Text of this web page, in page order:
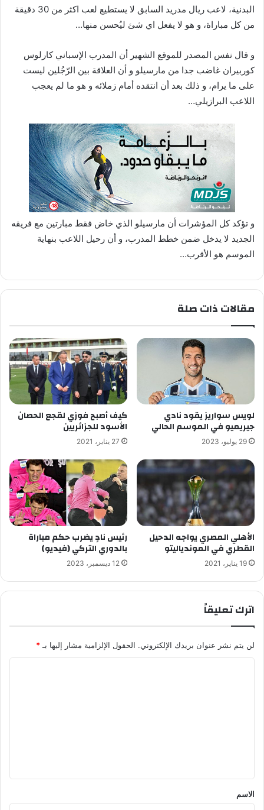
ي
ا
البدنية، لاعب ريال مدريد السابق لا يستطيع لعب اكثر من 30 دقيقة
من كل مباراة، و هو لا يفعل اي شئ ليُحسن منها…
و قال نفس المصدر للموقع الشهير أن المدرب الإسباني كارلوس
كوربيران غاضب جدا من مارسيلو و أن العلاقة بين الرّجُلين ليست
على ما يرام، و ذلك بعد أن انتقده أمام زملائه و هو ما لم يعجب
اللاعب البرازيلي…
و تؤكد كل المؤشرات أن مارسيلو الذي خاض فقط مبارتين مع فريقه
الجديد لا يدخل ضمن خطط المدرب، و أن رحيل اللاعب بنهاية
الموسم هو الأقرب…
مقالات ذات صلة
لويس سواريز يقود نادي
جيريميو في الموسم الحالي
29 يوليو، 2023
كيف أصبح فوزي لقجع الحصان
الأسود للجزائريين
27 يناير، 2021
الأهلي المصري يواجه الدحيل
القطري في الموندياليتو
19 يناير، 2021
رئيس نادٍ يضرب حكم مباراة
بالدوري التركي (فيديو)
12 ديسمبر، 2023
اترك تعليقاً
لن يتم نشر عنوان بريدك الإلكتروني. الحقول الإلزامية مشار إليها بـ*
*
الاسم